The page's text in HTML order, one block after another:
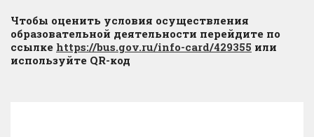
Чтобы оценить условия осуществления
образовательной деятельности перейдите по
ссылке https://bus.gov.ru/info-card/429355 или
используйте QR-код